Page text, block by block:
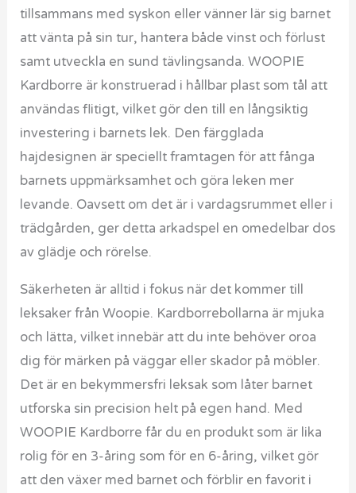
tillsammans med syskon eller vänner lär sig barnet
att vänta på sin tur, hantera både vinst och förlust
samt utveckla en sund tävlingsanda. WOOPIE
Kardborre är konstruerad i hållbar plast som tål att
användas flitigt, vilket gör den till en långsiktig
investering i barnets lek. Den färgglada
hajdesignen är speciellt framtagen för att fånga
barnets uppmärksamhet och göra leken mer
levande. Oavsett om det är i vardagsrummet eller i
trädgården, ger detta arkadspel en omedelbar dos
av glädje och rörelse.
Säkerheten är alltid i fokus när det kommer till
leksaker från Woopie. Kardborrebollarna är mjuka
och lätta, vilket innebär att du inte behöver oroa
dig för märken på väggar eller skador på möbler.
Det är en bekymmersfri leksak som låter barnet
utforska sin precision helt på egen hand. Med
WOOPIE Kardborre får du en produkt som är lika
rolig för en 3-åring som för en 6-åring, vilket gör
att den växer med barnet och förblir en favorit i